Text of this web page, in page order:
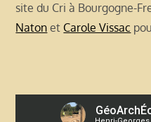
site du Cri à Bourgogne-
Naton et Carole Vissac